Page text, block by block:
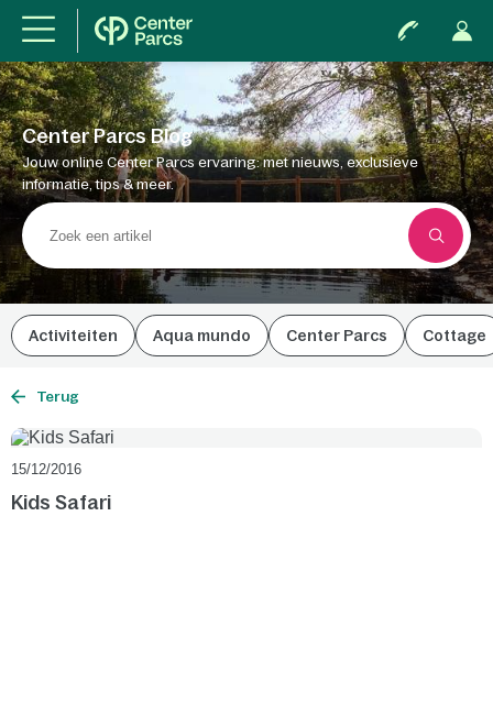
Center Parcs Blog
Jouw online Center Parcs ervaring: met nieuws, exclusieve
informatie, tips & meer.
Activiteiten Aqua mundo Center Parcs Cottage
Terug
15/12/2016
Kids Safari